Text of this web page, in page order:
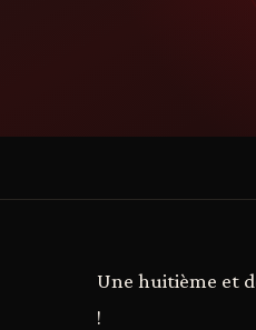
Une huitième et
!